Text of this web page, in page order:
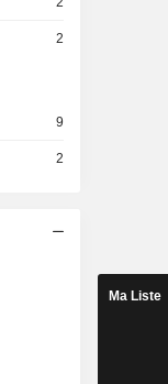
2
9
2
Ma Liste